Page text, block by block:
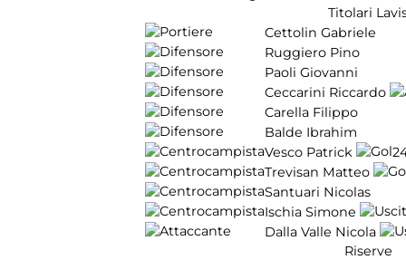
Titolari
Cettolin Gabriele
Ruggiero Pino
Paoli Giovanni
Ceccarini Riccardo
Carella Filippo
Balde Ibrahim
Vesco Patrick
Trevisan Matteo
Santuari Nicolas
Ischia Simone
Dalla Valle Nicola
Riserve